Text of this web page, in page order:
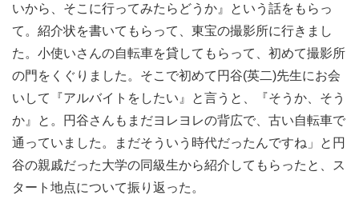
いから、そこに行ってみたらどうか』という話をもらっ
て。紹介状を書いてもらって、東宝の撮影所に行きまし
た。小使いさんの自転車を貸してもらって、初めて撮影所
の門をくぐりました。そこで初めて円谷(英二)先生にお会
いして『アルバイトをしたい』と言うと、『そうか、そう
か』と。円谷さんもまだヨレヨレの背広で、古い自転車で
通っていました。まだそういう時代だったんですね」と円
谷の親戚だった大学の同級生から紹介してもらったと、ス
タート地点について振り返った。